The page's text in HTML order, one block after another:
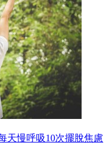
天慢呼吸10次擺脫焦慮